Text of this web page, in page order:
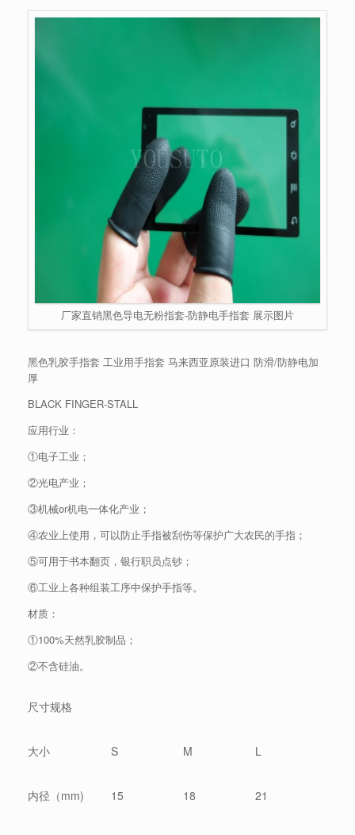
厂家直销黑色导电无粉指套-防静电手指套 展示图片
黑色乳胶手指套 工业用手指套 马来西亚原装进口 防滑/防静电加
厚
BLACK FINGER-STALL
应用行业：
①电子工业；
②光电产业；
③机械or机电一体化产业；
④农业上使用，可以防止手指被刮伤等保护广大农民的手指；
⑤可用于书本翻页，银行职员点钞；
⑥工业上各种组装工序中保护手指等。
材质：
①100%天然乳胶制品；
②不含硅油。
尺寸规格
大小 S M L
内径（mm) 15 18 21